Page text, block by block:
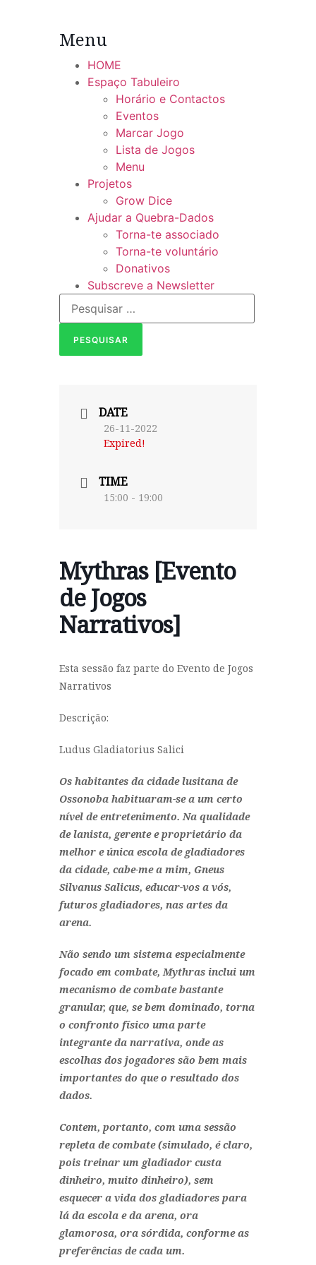
Menu
HOME
Espaço Tabuleiro
Horário e Contactos
Eventos
Marcar Jogo
Lista de Jogos
Menu
Projetos
Grow Dice
Ajudar a Quebra-Dados
Torna-te associado
Torna-te voluntário
Donativos
Subscreve a Newsletter
Pesquisar
por:
DATE
26-11-2022
Expired!
TIME
15:00 - 19:00
Mythras [Evento
de Jogos
Narrativos]
Esta sessão faz parte do Evento de Jogos
Narrativos
Descrição:
Ludus Gladiatorius Salici
Os habitantes da cidade lusitana de
Ossonoba habituaram-se a um certo
nível de entretenimento. Na qualidade
de lanista, gerente e proprietário da
melhor e única escola de gladiadores
da cidade, cabe-me a mim, Gneus
Silvanus Salicus, educar-vos a vós,
futuros gladiadores, nas artes da
arena.
Não sendo um sistema especialmente
focado em combate, Mythras inclui um
mecanismo de combate bastante
granular, que, se bem dominado, torna
o confronto físico uma parte
integrante da narrativa, onde as
escolhas dos jogadores são bem mais
importantes do que o resultado dos
dados.
Contem, portanto, com uma sessão
repleta de combate (simulado, é claro,
pois treinar um gladiador custa
dinheiro, muito dinheiro), sem
esquecer a vida dos gladiadores para
lá da escola e da arena, ora
glamorosa, ora sórdida, conforme as
preferências de cada um.